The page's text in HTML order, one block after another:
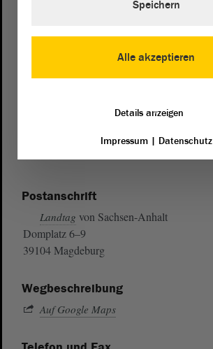
Postanschrift
Landtag von Sachsen-Anhalt
Domplatz 6–9
39104 Magdeburg
Wegbeschreibung
Auf Google Maps
Alle akzeptieren
Speichern
Details anzeigen
Impressum| Datenschutz